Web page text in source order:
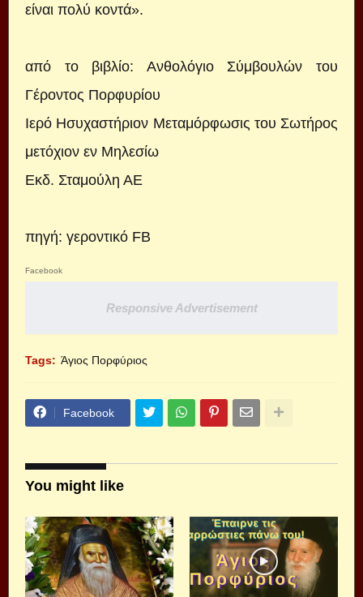
είναι πολύ κοντά».
από το βιβλίο: Ανθολόγιο Σύμβουλών του
Γέροντος Πορφυρίου
Ιερό Ησυχαστήριον Μεταμόρφωσις του Σωτήρος
μετόχιον εν Μηλεσίω
Εκδ. Σταμούλη ΑΕ
πηγή: γεροντικό FB
Facebook
Responsive Advertisement
Tags: Άγιος Πορφύριος
Facebook
You might like